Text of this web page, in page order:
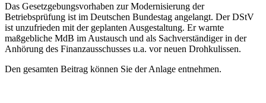
Das Gesetzgebungsvorhaben zur Modernisierung der
Betriebsprüfung ist im Deutschen Bundestag angelangt. Der DStV
ist unzufrieden mit der geplanten Ausgestaltung. Er warnte
maßgebliche MdB im Austausch und als Sachverständiger in der
Anhörung des Finanzausschusses u.a. vor neuen Drohkulissen.
Den gesamten Beitrag können Sie der Anlage entnehmen.